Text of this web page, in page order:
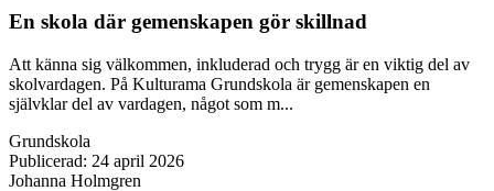
En skola där gemenskapen gör skillnad
Att känna sig välkommen, inkluderad och trygg är en viktig del av
skolvardagen. På Kulturama Grundskola är gemenskapen en
självklar del av vardagen, något som m...
Grundskola
Publicerad: 24 april 2026
Johanna Holmgren